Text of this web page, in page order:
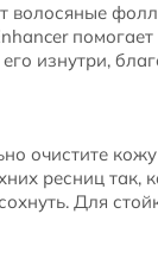
волосяные
изнутри,
очистите
ресниц так,
Для